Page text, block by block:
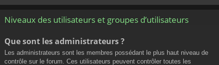
Niveaux des utilisateurs et groupes d’utilisateurs
Que sont les administrateurs ?
Les administrateurs sont les membres possédant le plus haut niveau de
contrôle sur le forum. Ces utilisateurs peuvent contrôler toutes les